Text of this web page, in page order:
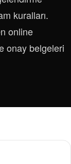
kuralları.
online
onay belgeleri